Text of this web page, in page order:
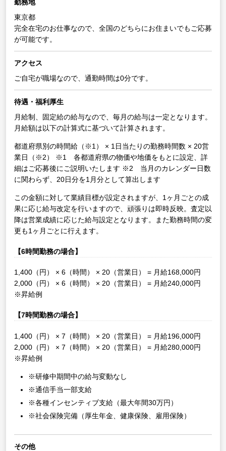
勤務地
東京都
完全在宅のお仕事なので、全国のどちらにお住まいでもご応募
が可能です。
アクセス
ご自宅が職場なので、通勤時間は0分です。
待遇・福利厚生
月給制、固定給の給与なので、毎月の給与は一定となります。
月給額は以下の計算式に基づいて計算されます。
都道府県別の時間給（※1） × 1日当たりの勤務時間数 × 20営
業日（※2）
※1 各都道府県の物価や地価をもとに設定、詳
細はご応募後にご説明いたします ※2 当月のカレンダー日数
に関わらず、20日分を1月分として算出します
この金額に対して業績目標が設定されますが、1ヶ月ごとの成
果に応じ給与改定を行いますので、頑張りは即時反映。査定以
降は営業成績に応じた給与設定となります。また勤務時間の変
更も1ヶ月ごとに行えます。
【6時間勤務の場合】
1,400（円） × 6（時間） × 20（営業日） = 月給168,000円
2,000（円） × 6（時間） × 20（営業日） = 月給240,000円
※昇給例
【7時間勤務の場合】
1,400（円） × 7（時間） × 20（営業日） = 月給196,000円
2,000（円） × 7（時間） × 20（営業日） = 月給280,000円
※昇給例
※研修中期間中の給与変動なし
※通信手当一部支給
※各種インセンティブ支給（最大年間30万円）
※社会保険完備（厚生年金、健康保険、雇用保険）
その他